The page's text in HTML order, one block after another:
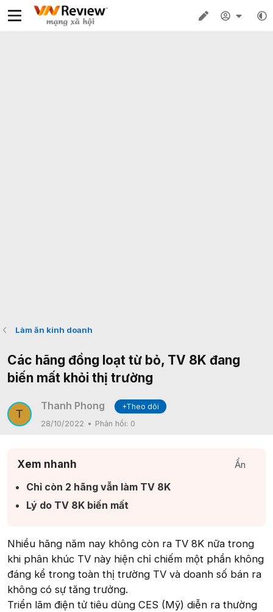
Làm ăn kinh doanh
Các hãng đồng loạt từ bỏ, TV 8K đang
biến mất khỏi thị trường
T
Thanh Phong
+Theo dõi
28/10/2022
Phản hồi: 0
Xem nhanh Ẩn
Chỉ còn 2 hãng vẫn làm TV 8K​
Lý do TV 8K biến mất​
Nhiều hãng năm nay không còn ra TV 8K nữa trong
khi phân khúc TV này hiện chỉ chiếm một phần không
đáng kể trong toàn thị trường TV và doanh số bán ra
không có sự tăng trưởng.
Triển lãm điện tử tiêu dùng CES (Mỹ) diễn ra thường